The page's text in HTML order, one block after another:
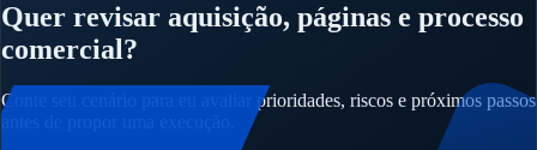
Quer revisar aquisição, páginas e processo
comercial?
Conte seu cenário para eu avaliar prioridades, riscos e próximos passos